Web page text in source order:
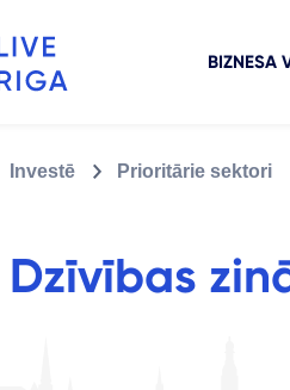
BIZNESA
Investē Prioritārie sektori
Dzīvības